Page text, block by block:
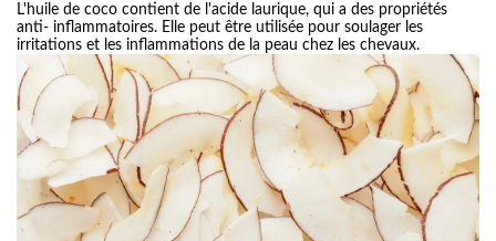
L'huile de coco contient de l'acide laurique, qui a des propriétés
anti- inﬂammatoires. Elle peut être utilisée pour soulager les
irritations et les inflammations de la peau chez les chevaux.